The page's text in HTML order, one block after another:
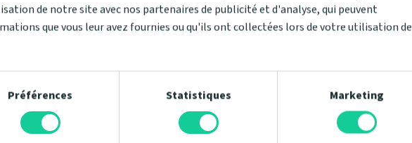
de notre site avec nos partenaires de publicité et d'analyse, qui peuvent
que vous leur avez fournies ou qu'ils ont collectées lors de votre utilisation de
Préférences Statistiques Marketing
la
Enfin, ils sont avant tout l’expression
profonde conviction : nous
accessibles à tous des produits
de notre environnement. Plus qu’une
pour nous un devoir de faire la